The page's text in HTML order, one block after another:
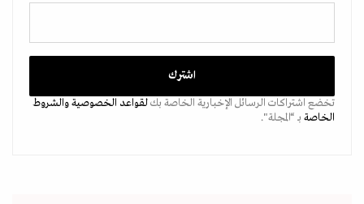
تخضع اشتراكات الرسائل الإخبارية الخاصة بكلقواعد الخصوصيةوالشروط
الخاصة بـ “المجلة".